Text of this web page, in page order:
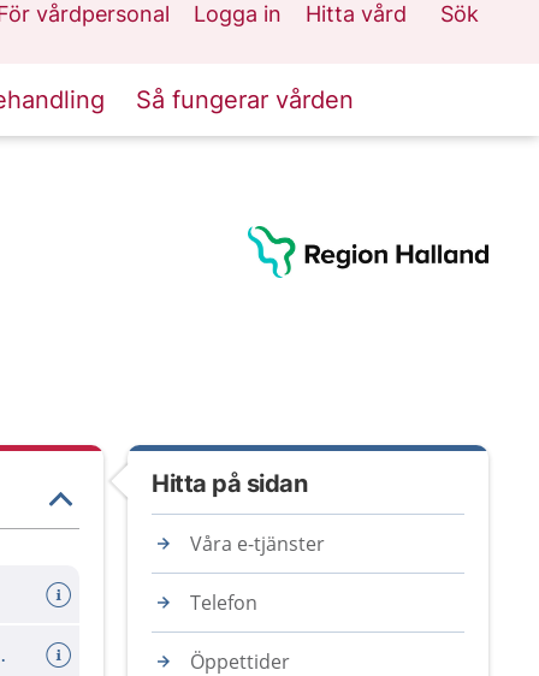
vårdpersonal
Logga in
Hitta vård
Sök
Så fungerar vården
med tolk
Hitta på sidan
Våra e-tjänster
Telefon
Öppettider